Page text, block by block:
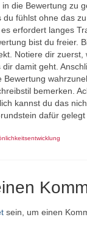
die Bewertung zu
du fühlst ohne das
erfordert langes
bist du freier.
Notiere dir zuerst,
damit geht.
Bewertung
bemerken.
kannst du das
dafür gelegt
sein, um einen